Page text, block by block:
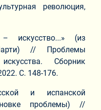
революция,
искусство...» (из
// Проблемы
Сборник
С. 148-176.
и испанской
проблемы) //